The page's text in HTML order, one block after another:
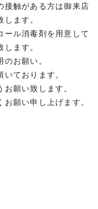
接触がある方は御来店
ます。
ール消毒剤を用意して
ます。
お願い。
ております。
願い致します。
願い申し上げます。